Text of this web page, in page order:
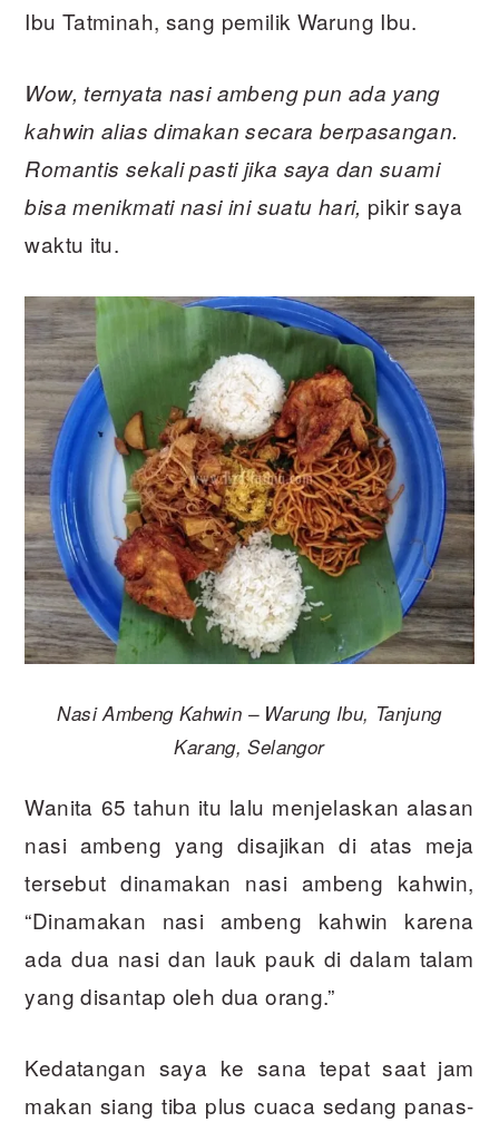
Ibu Tatminah, sang pemilik Warung Ibu.
Wow, ternyata nasi ambeng pun ada yang
kahwin alias dimakan secara berpasangan.
Romantis sekali pasti jika saya dan suami
bisa menikmati nasi ini suatu hari, pikir saya
waktu itu.
Nasi Ambeng Kahwin – Warung Ibu, Tanjung
Karang, Selangor
Wanita 65 tahun itu lalu menjelaskan alasan
nasi ambeng yang disajikan di atas meja
tersebut dinamakan nasi ambeng kahwin,
“Dinamakan nasi ambeng kahwin karena
ada dua nasi dan lauk pauk di dalam talam
yang disantap oleh dua orang.”
Kedatangan saya ke sana tepat saat jam
makan siang tiba plus cuaca sedang panas-